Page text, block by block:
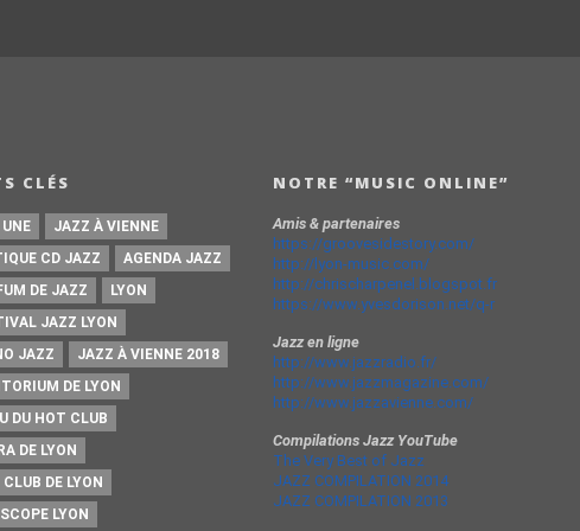
CLÉS
JAZZ À VIENNE
CD JAZZ
AGENDA JAZZ
DE JAZZ
LYON
JAZZ LYON
JAZZ
JAZZ À VIENNE 2018
DE LYON
DU HOT CLUB
DE LYON
DE LYON
LYON
NOTRE “MUSIC ONLINE”
Amis & partenaires
https://groovesidestory.com/
http://lyon-music.com/
http://chrischarpenel.blogspot.fr
https://www.yvesdorison.net/q-r
Jazz en ligne
http://www.jazzradio.fr/
http://www.jazzmagazine.com/
http://www.jazzavienne.com/
Compilations Jazz YouTube
The Very Best of Jazz
JAZZ COMPILATION 2014
JAZZ COMPILATION 2013